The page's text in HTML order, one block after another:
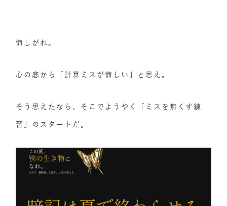
悔しがれ。
心の底から「計算ミスが悔しい」と思え。
そう思えたなら、そこでようやく「ミスを無くす練
習」のスタートだ。